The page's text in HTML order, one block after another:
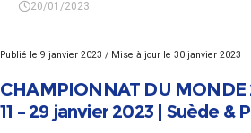
20/01/2023
Publié le 9 janvier 2023 / Mise à jour le 30 janvier 2023
CHAMPIONNAT DU MONDE
11 – 29 janvier 2023 | Suède &